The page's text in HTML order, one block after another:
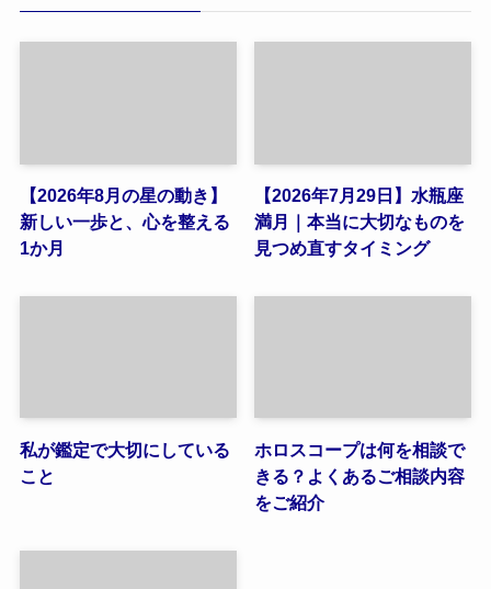
【2026年8月の星の動き】
新しい一歩と、心を整える
1か月
【2026年7月29日】水瓶座
満月｜本当に大切なものを
見つめ直すタイミング
私が鑑定で大切にしている
こと
ホロスコープは何を相談で
きる？よくあるご相談内容
をご紹介